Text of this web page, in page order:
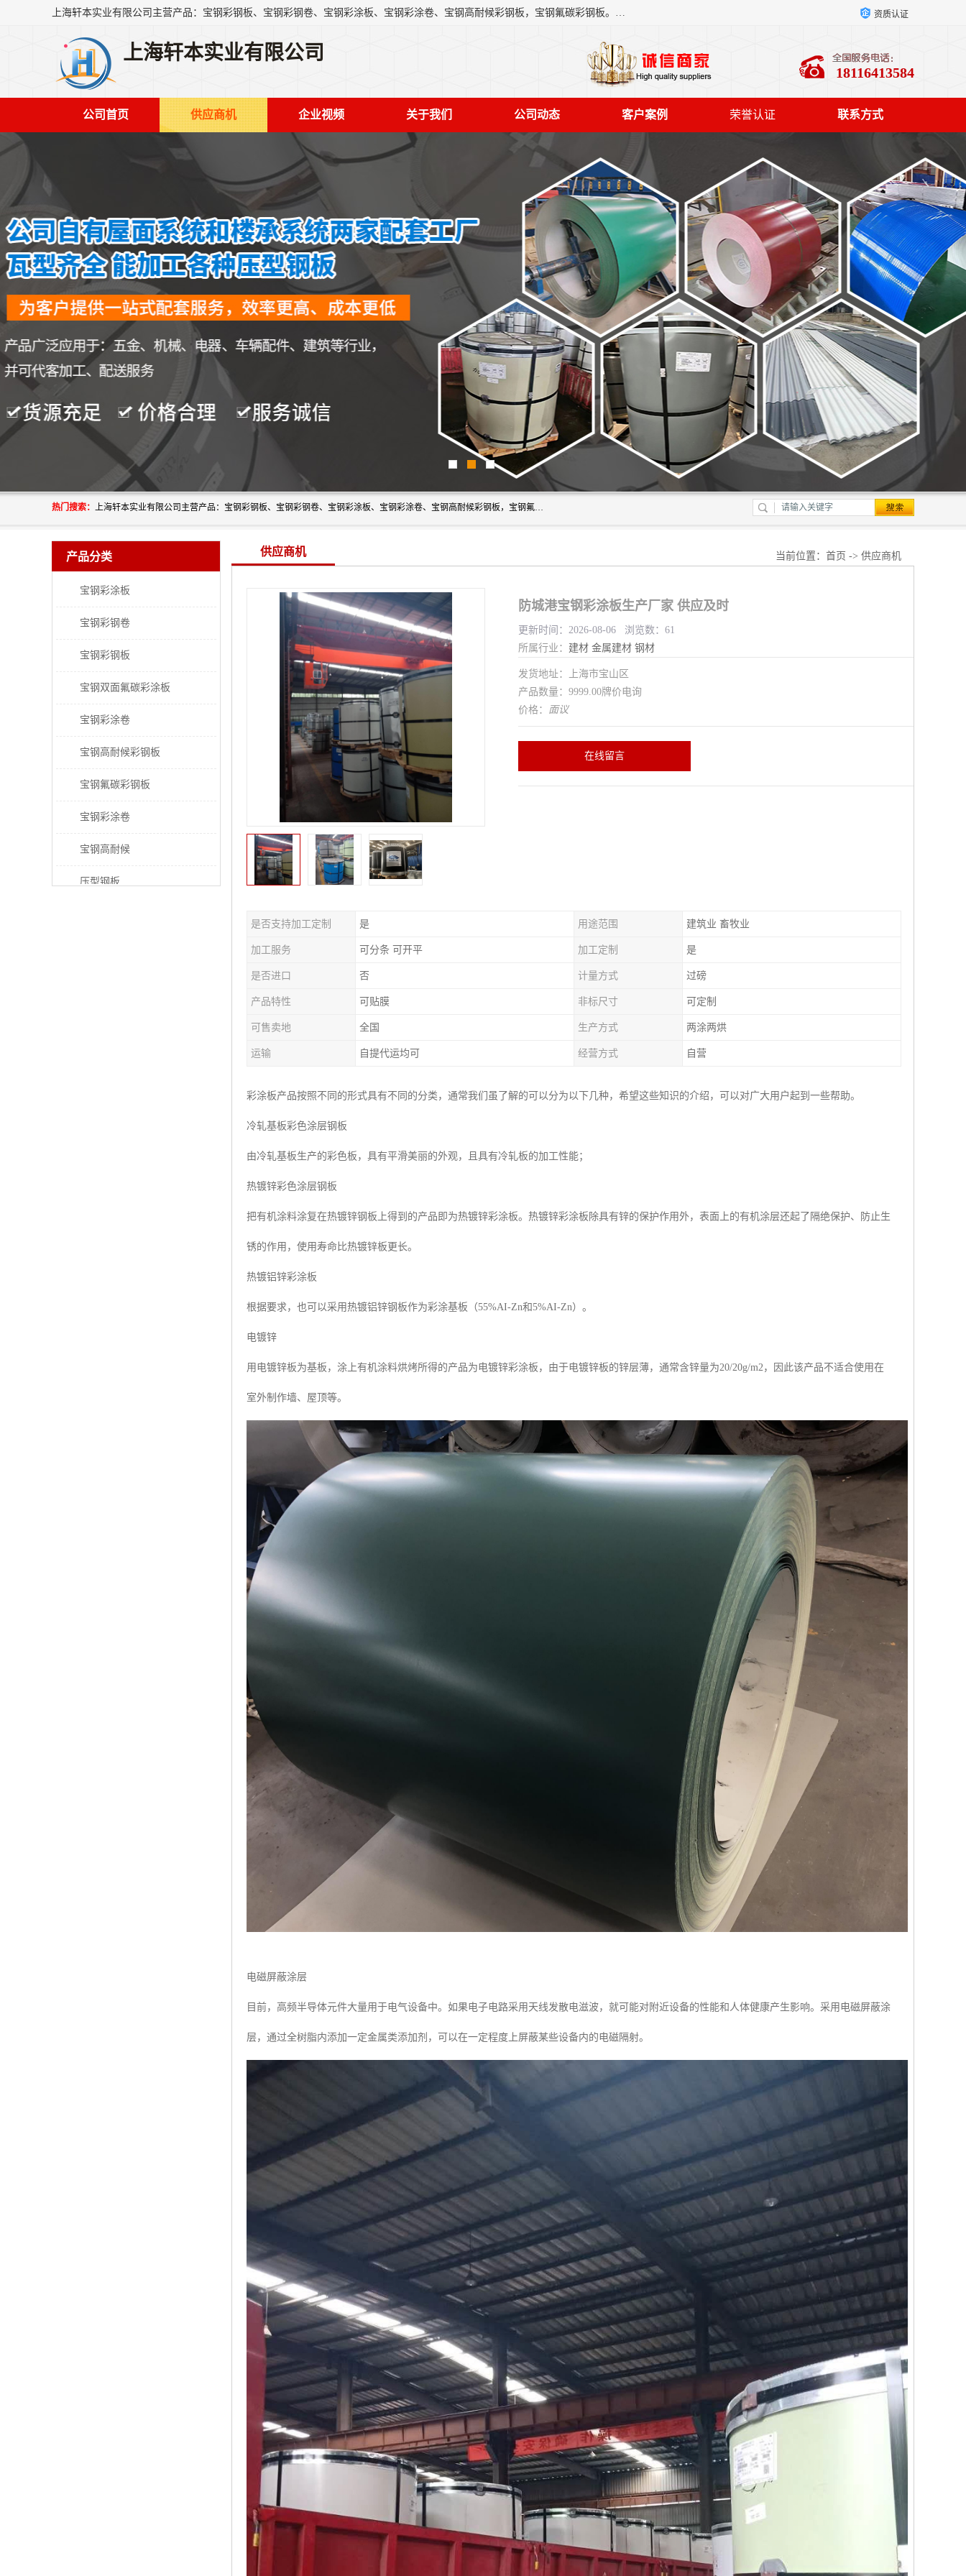
上海轩本实业有限公司主营产品：宝钢彩钢板、宝钢彩钢卷、宝钢彩涂板、宝钢彩涂卷、宝钢高耐候彩钢板，宝钢氟碳彩钢板。是一家集钢铁贸易，物流、加工为一体的产业全配套公司。 资质认证
上海轩本实业有限公司
18116413584
公司首页 供应商机 企业视频 关于我们 公司动态 客户案例 荣誉认证 联系方式
热门搜索： 上海轩本实业有限公司主营产品：宝钢彩钢板、宝钢彩钢卷、宝钢彩涂板、宝钢彩涂卷、宝钢高耐候彩钢板，宝钢氟碳彩钢板。是一家集钢铁贸易，物流、加工为一体的产业全配套公司。
产品分类
宝钢彩涂板
宝钢彩钢卷
宝钢彩钢板
宝钢双面氟碳彩涂板
宝钢彩涂卷
宝钢高耐候彩钢板
宝钢氟碳彩钢板
宝钢彩涂卷
宝钢高耐候
压型钢板
供应商机 当前位置： 首页 -> 供应商机
防城港宝钢彩涂板生产厂家 供应及时
更新时间：2026-08-06 浏览数：61
所属行业： 建材 金属建材 钢材
发货地址：上海市宝山区
产品数量：9999.00牌价电询
价格： 面议
在线留言
是否支持加工定制 是 用途范围 建筑业 畜牧业
加工服务 可分条 可开平 加工定制 是
是否进口 否 计量方式 过磅
产品特性 可贴膜 非标尺寸 可定制
可售卖地 全国 生产方式 两涂两烘
运输 自提代运均可 经营方式 自营
彩涂板产品按照不同的形式具有不同的分类，通常我们虽了解的可以分为以下几种，希望这些知识的介绍，可以对广大用户起到一些帮助。
冷轧基板彩色涂层钢板
由冷轧基板生产的彩色板，具有平滑美丽的外观，且具有冷轧板的加工性能；
热镀锌彩色涂层钢板
把有机涂料涂复在热镀锌钢板上得到的产品即为热镀锌彩涂板。热镀锌彩涂板除具有锌的保护作用外，表面上的有机涂层还起了隔绝保护、防止生
锈的作用，使用寿命比热镀锌板更长。
热镀铝锌彩涂板
根据要求，也可以采用热镀铝锌钢板作为彩涂基板（55%AI-Zn和5%AI-Zn）。
电镀锌
用电镀锌板为基板，涂上有机涂料烘烤所得的产品为电镀锌彩涂板，由于电镀锌板的锌层薄，通常含锌量为20/20g/m2，因此该产品不适合使用在
室外制作墙、屋顶等。
电磁屏蔽涂层
目前，高频半导体元件大量用于电气设备中。如果电子电路采用天线发散电滋波，就可能对附近设备的性能和人体健康产生影响。采用电磁屏蔽涂
层，通过全树脂内添加一定金属类添加剂，可以在一定程度上屏蔽某些设备内的电磁隔射。